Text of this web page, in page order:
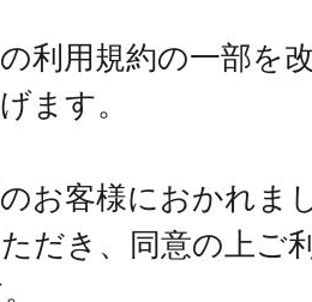
利用規約の一部を
ます。
お客様におかれま
だき、同意の上ご